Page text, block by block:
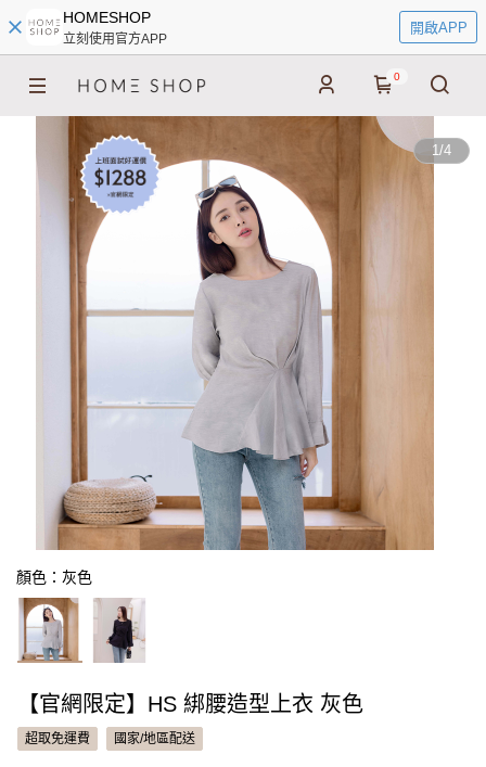
HOMESHOP
立刻使用官方APP
開啟APP
0
1/4
顏色：灰色
【官網限定】HS 綁腰造型上衣 灰色
超取免運費 國家/地區配送